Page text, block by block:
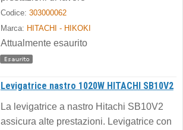
Codice: 303000062
Marca: HITACHI - HIKOKI
Attualmente esaurito
Levigatrice nastro 1020W HITACHI SB10V2
La levigatrice a nastro Hitachi SB10V2
assicura alte prestazioni. Levigatrice con